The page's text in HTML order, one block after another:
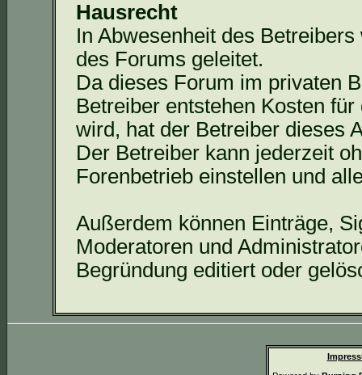
Hausrecht
In Abwesenheit des
des Forums geleitet.
Da dieses Forum im privaten
Betreiber entstehen Kosten
wird, hat der Betreiber dieses
Der Betreiber kann jederzeit
Forenbetrieb einstellen und
Außerdem können Einträge,
Moderatoren und
Begründung editiert oder